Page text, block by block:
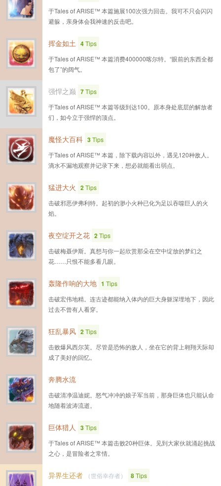
于Tales of ARISE™ 本篇施展100次强力回击。我可不只会闪闪
避躲，亲身体会我神速的反击吧。
挥金如土 4Tips
于Tales of ARISE™ 本篇消费400000喀尔特。“眼前的东西全都
包了”的阔气。
强悍之巅 7Tips
于Tales of ARISE™ 本篇等级到达100。原本身处底层的解放者
们，如今立于强悍的顶点。
魔怪大百科 3Tips
于Tales of ARISE™ 本篇，除下载内容以外，遇见120种敌人。
滴水不漏地观察并记录下来，想必就能看出弱点。
猛进大火 2Tips
击破邪恶伊弗利特。起初的渺小火种已化为足以吞噬巨人的火
焰。
夜空绽开之花 2Tips
击破梅聂伊斯。真想与你一起欣赏那朵在空中绽放的梦幻之
花……只恨不能多看几眼。
轰隆作响的大地 1 Tips
击破宏伟地精。连古迹都能纳入体内的巨大身躯深埋地下，因此
过去不曾有人看穿。
狂乱暴风 2Tips
击败爆风西尔芙。尽管是恐怖的敌人，坐在它的背上翱翔天际却
成了美好的回忆。
奔腾水流
击破清净温迪妮。怒气冲冲的娘子军当前，那身巨体也只能认命
地随着波涛流逝。
巨体猎人 3Tips
于Tales of ARISE™ 本篇击败20种巨体。见到大家伙就涌起挑战
之心，是冒险者之常情。
异界生还者 （世俗幸存者） 8Tips